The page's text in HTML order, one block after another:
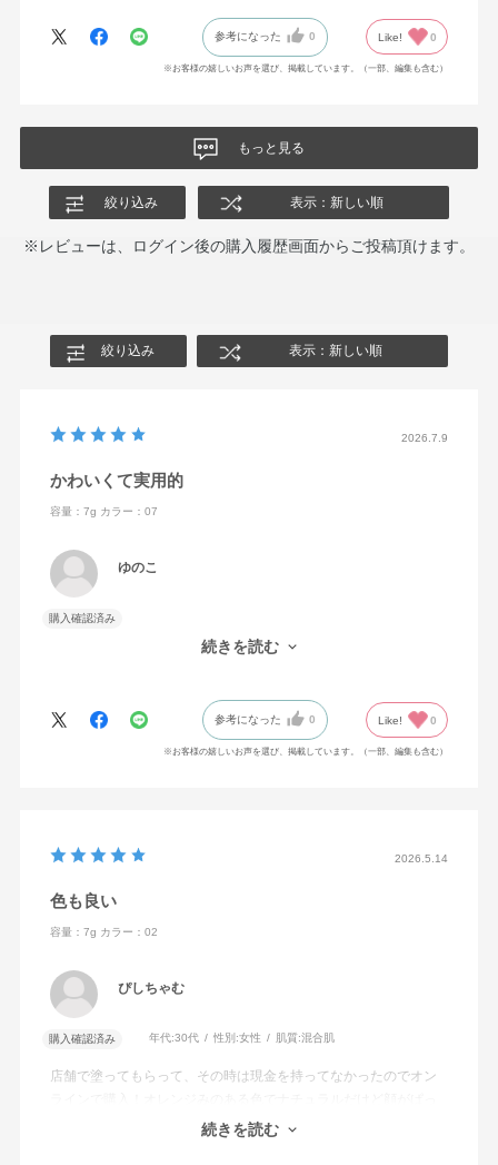
参考になった 0 Like! 0
※お客様の嬉しいお声を選び、掲載しています。（一部、編集も含む）
もっと見る
絞り込み 表示：新しい順
※レビューは、ログイン後の購入履歴画面からご投稿頂けます。
絞り込み 表示：新しい順
2026.7.9
かわいくて実用的
容量：7g カラー：07
ゆのこ
購入確認済み
持ち歩くのもかわいいし、使用感もいい！
続きを読む
参考になった 0 Like! 0
※お客様の嬉しいお声を選び、掲載しています。（一部、編集も含む）
2026.5.14
色も良い
容量：7g カラー：02
ぴしちゃむ
購入確認済み 年代:30代 性別:女性 肌質:混合肌
店舗で塗ってもらって、その時は現金を持ってなかったのでオン
と明るくなってティントなので色も落ちにくいです！普段使いし
続きを読む